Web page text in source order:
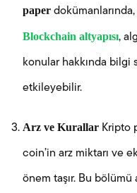
paper
Blockchain altyapısı,
konular hakkında bilgi
etkileyebilir.
Arz ve Kurallar Kripto
coin’in arz miktarı ve
önem taşır. Bu